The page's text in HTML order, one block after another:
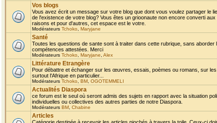
Vos blogs
Vous avez écrit un message sur votre blog que dont vous voulez partager le
de l'existence de votre blog? Vous êtes un grioonaute non encore converti
raisons et pour d'autres, cet espace est le votre.
Modérateurs Tchoko Maryjane
Santé
Toutes les questions de sante sont à traiter dans cette rubrique, sans
compétences attestées. Merci
Modérateurs Tchoko Maryjane Alex
Littérature Etrangère
Pour débattre et échanger sur les œuvres, essais, poèmes ou romans, sur
surtout l'Afrique en particulier...
Modérateurs Tchoko BM OGOTEMMELI
Actualités Diaspora
ce forum est le seul où seront admis des sujets en rapport avec la situation
individuelles ou collectives des autres parties de notre Diaspora.
Modérateurs BM Chabine
Articles